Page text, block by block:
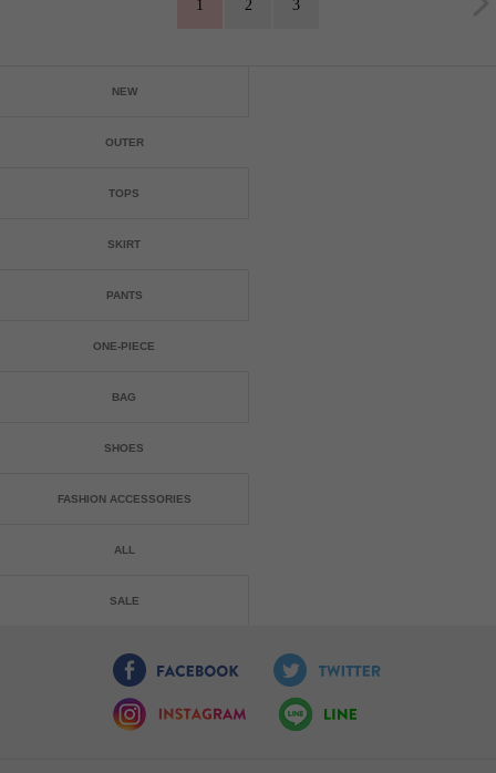
1 2 3
NEW
OUTER
TOPS
SKIRT
PANTS
ONE-PIECE
BAG
SHOES
FASHION ACCESSORIES
ALL
SALE